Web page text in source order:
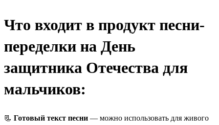
Что входит в продукт песни-
переделки на День
защитника Отечества для
мальчиков:
📃 Готовый текст песни — можно использовать для живого